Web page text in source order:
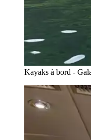
Kayaks à bord -